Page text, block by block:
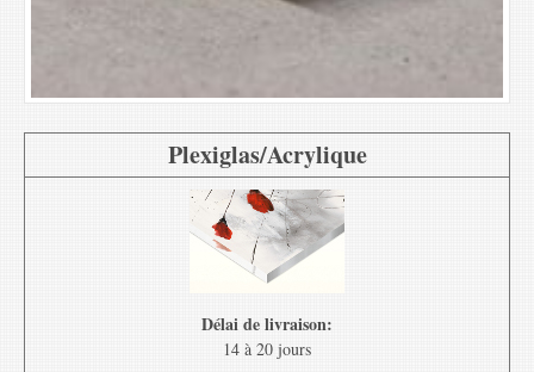
Plexiglas/Acrylique
Délai de livraison:
14 à 20 jours